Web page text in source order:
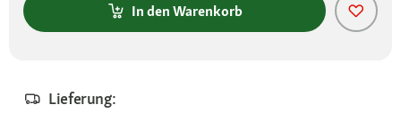
In den Warenkorb
Lieferung: